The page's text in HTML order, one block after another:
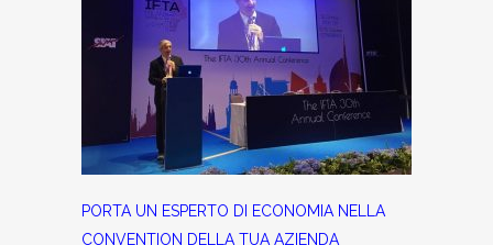
PORTA UN ESPERTO DI ECONOMIA NELLA
CONVENTION DELLA TUA AZIENDA